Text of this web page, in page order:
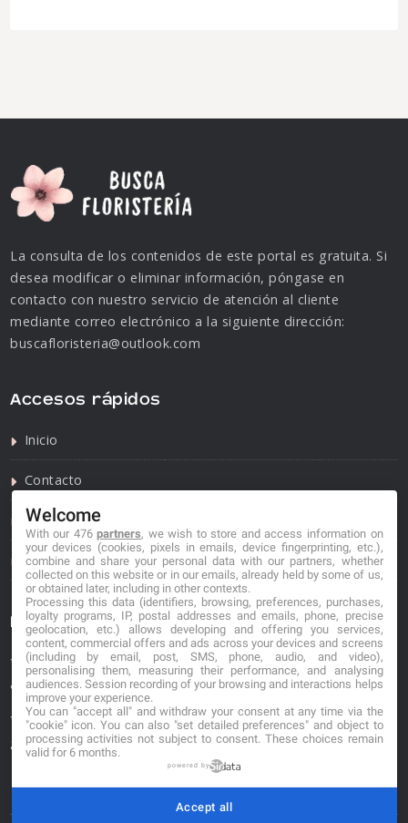
La consulta de los contenidos de este portal es gratuita. Si
desea modificar o eliminar información, póngase en
contacto con nuestro servicio de atención al cliente
mediante correo electrónico a la siguiente dirección:
buscafloristeria@outlook.com
Accesos rápidos
Inicio
Contacto
Política de privacidad
Política de cookies
Información de contacto
*No se garantiza que los datos mostrados estén
actualizados.
** Los precios mostrados son estimaciones y no se
garantiza su veracidad.
Welcome
With our 476partners, we wish to store and access information on
your devices (cookies, pixels in emails, device fingerprinting, etc.),
combine and share your personal data with our partners, whether
collected on this website or in our emails, already held by some of us,
or obtained later, including in other contexts.
Processing this data (identifiers, browsing, preferences, purchases,
loyalty programs, IP, postal addresses and emails, phone, precise
geolocation, etc.) allows developing and offering you services,
content, commercial offers and ads across your devices and screens
(including by email, post, SMS, phone, audio, and video),
personalising them, measuring their performance, and analysing
audiences. Session recording of your browsing and interactions helps
improve your experience.
You can "accept all" and withdraw your consent at any time via the
"cookie" icon. You can also "set detailed preferences" and object to
processing activities not subject to consent. These choices remain
valid for 6 months.
powered by
Accept all